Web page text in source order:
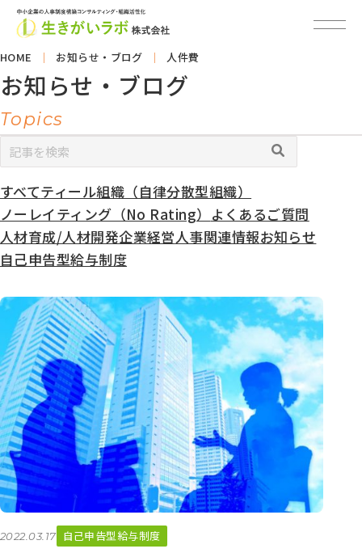
HOME お知らせ・ブログ 人件費
お知らせ・ブログ
Topics
カ
テ
ゴ
リ
ー
ア
ー
カ
イ
ブ
すべてティール組織（自律分散型組織）
ノーレイティング（No Rating） よくあるご質問
人材育成/人材開発企業経営人事関連情報お知らせ
自己申告型給与制度
2022.03.17 自己申告型給与制度